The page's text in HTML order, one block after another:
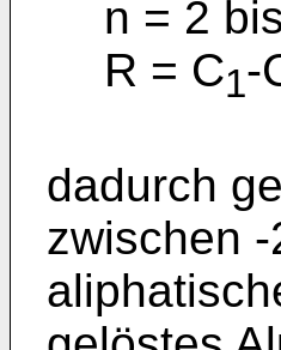
n = 2
R = C1-
dadurch
zwischen